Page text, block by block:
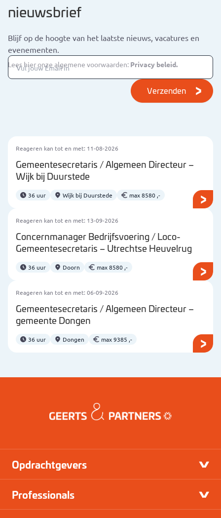
nieuwsbrief
Blijf op de hoogte van het laatste nieuws, vacatures en
evenementen.
Verzenden
Lees hier onze algemene voorwaarden: Privacy beleid.
Reageren kan tot en met: 11-08-2026
Gemeentesecretaris / Algemeen Directeur –
Wijk bij Duurstede
36 uur Wijk bij Duurstede max 8580 ,-
Reageren kan tot en met: 13-09-2026
Concernmanager Bedrijfsvoering / Loco-
Gemeentesecretaris – Utrechtse Heuvelrug
36 uur Doorn max 8580 ,-
Reageren kan tot en met: 06-09-2026
Gemeentesecretaris / Algemeen Directeur –
gemeente Dongen
36 uur Dongen max 9385 ,-
Opdrachtgevers
Professionals